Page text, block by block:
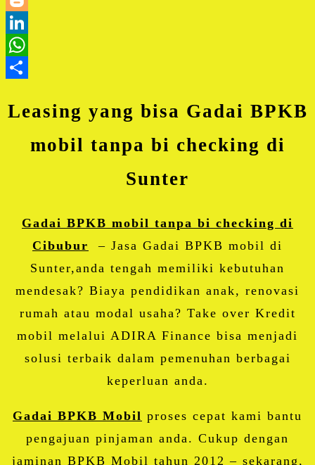
Leasing yang bisa Gadai BPKB
mobil tanpa bi checking di
Sunter
Gadai BPKB mobil tanpa bi checking di
Cibubur
– Jasa Gadai BPKB mobil di
Sunter,anda tengah memiliki kebutuhan
mendesak? Biaya pendidikan anak, renovasi
rumah atau modal usaha? Take over Kredit
mobil melalui ADIRA Finance bisa menjadi
solusi terbaik dalam pemenuhan berbagai
keperluan anda.
Gadai BPKB Mobil proses cepat kami bantu
pengajuan pinjaman anda. Cukup dengan
jaminan BPKB Mobil tahun 2012 – sekarang,